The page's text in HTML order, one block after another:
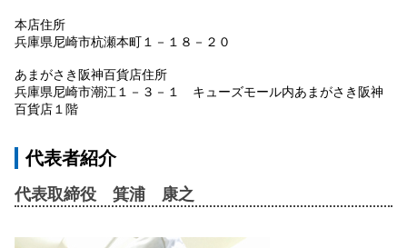
本店住所
兵庫県尼崎市杭瀬本町１－１８－２０
あまがさき阪神百貨店住所
兵庫県尼崎市潮江１－３－１ キューズモール内あまがさき阪神
百貨店１階
代表者紹介
代表取締役 箕浦 康之